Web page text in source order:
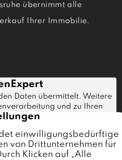
übernimmt alle
Ihrer Immobilie.